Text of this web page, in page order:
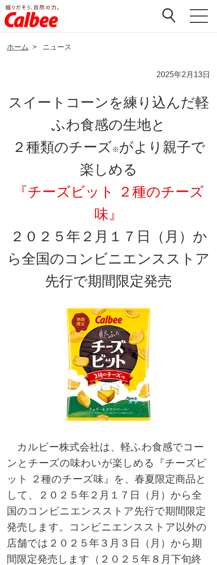
ホーム > ニュース
2025年2月13日
スイートコーンを練り込んだ軽
ふわ食感の生地と
２種類のチーズ※がより親子で
楽しめる
『チーズビット ２種のチーズ
味』
２０２５年２月１７日（月）か
ら全国のコンビニエンスストア
先行で期間限定発売
カルビー株式会社は、軽ふわ食感でコー
ンとチーズの味わいが楽しめる『チーズビ
ット ２種のチーズ味』を、春夏限定商品と
して、２０２５年２月１７日（月）から全
国のコンビニエンスストア先行で期間限定
発売します。コンビニエンスストア以外の
店舗では２０２５年３月３日（月）から期
間限定発売します（２０２５年８月下旬終